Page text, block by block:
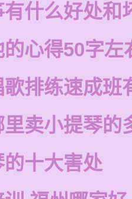
有什么好处和
的心得50字左
排练速成班
卖小提琴的
的十大害处